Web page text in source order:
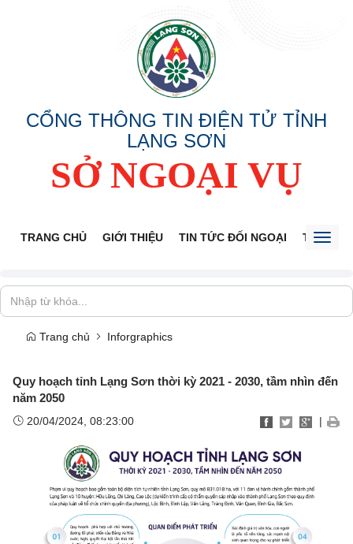
CỔNG THÔNG TIN ĐIỆN TỬ TỈNH
LẠNG SƠN
SỞ NGOẠI VỤ
TRANG CHỦ GIỚI THIỆU TIN TỨC ĐỐI NGOẠI THÔNG
Trang chủ Inforgraphics
Quy hoạch tỉnh Lạng Sơn thời kỳ 2021 - 2030, tầm nhìn đến
năm 2050
20/04/2024, 08:23:00 |